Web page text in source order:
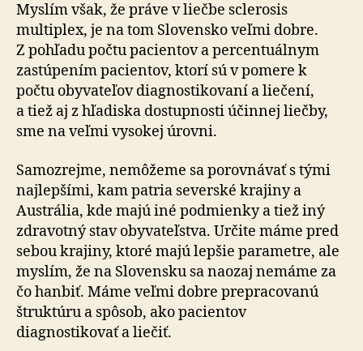
Myslím však, že práve v liečbe sclerosis
multiplex, je na tom Slovensko veľmi dobre.
Z pohľadu počtu pacientov a percentuálnym
zastúpením pacientov, ktorí sú v pomere k
počtu obyvateľov diagnostikovaní a liečení,
a tiež aj z hľadiska dostupnosti účinnej liečby,
sme na veľmi vysokej úrovni.
Samozrejme, nemôžeme sa porovnávať s tými
najlepšími, kam patria severské krajiny a
Austrália, kde majú iné podmienky a tiež iný
zdravotný stav obyvateľstva. Určite máme pred
sebou krajiny, ktoré majú lepšie parametre, ale
myslím, že na Slovensku sa naozaj nemáme za
čo hanbiť. Máme veľmi dobre prepracovanú
štruktúru a spôsob, ako pacientov
diagnostikovať a liečiť.